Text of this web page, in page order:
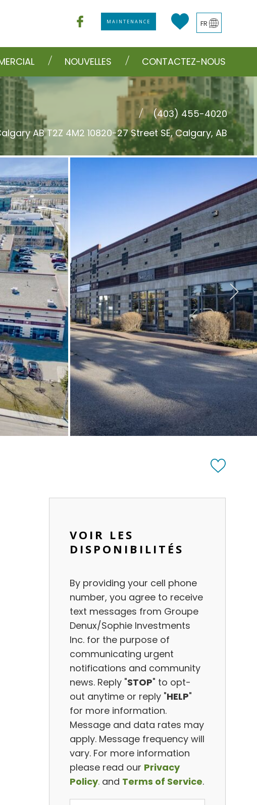
FR
MAINTENANCE
NOUVELLES CONTACTEZ-NOUS
(403) 455-4020
AB T2Z 4M2 10820-27 Street SE, Calgary, AB
VOIR LES
DISPONIBILITÉS
Inquire
Now
By providing your cell phone
number, you agree to receive
text messages from Groupe
Denux/Sophie Investments
Inc. for the purpose of
communicating urgent
notifications and community
news. Reply "STOP" to opt-
out anytime or reply "HELP"
for more information.
Message and data rates may
apply. Message frequency will
vary. For more information
please read our Privacy
Policy. and Terms of Service.